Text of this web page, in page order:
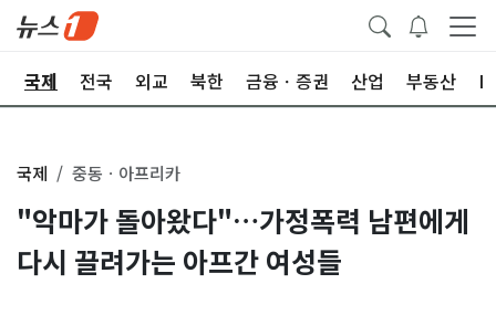
국제 전국 외교 북한 금융ㆍ증권 산업 부동산
국제 중동ㆍ아프리카
"악마가 돌아왔다"…가정폭력 남편에게
다시 끌려가는 아프간 여성들